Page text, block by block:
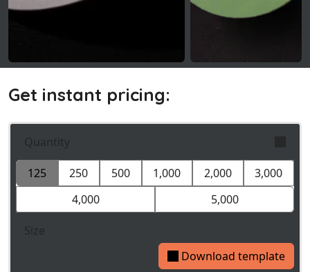
Get instant pricing:
Quantity
125 250 500 1,000 2,000
3,000
4,000
5,000
Orders are validly fulfilled with a tolerance on
quantity of +/- 5%
Size
Download template